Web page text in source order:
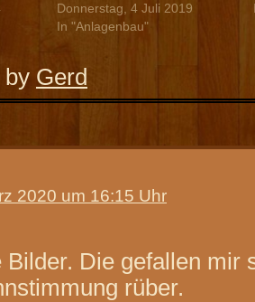
Donnerstag, 4 Juli 2019
In "Anlagenbau"
by Gerd
2020 um 16:15 Uhr
Bilder. Die gefallen mir
rüber.